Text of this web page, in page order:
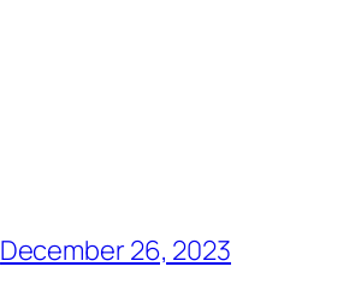
December 26, 2023